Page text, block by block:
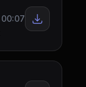
00:07